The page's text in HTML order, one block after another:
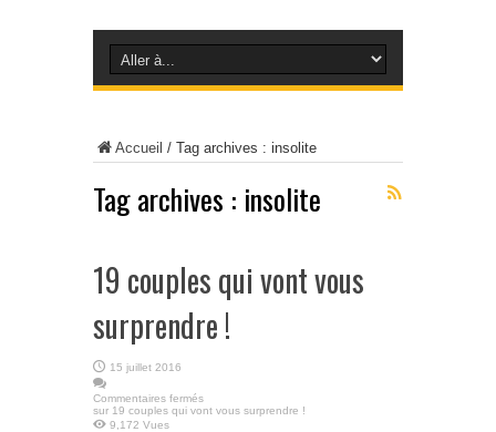
Accueil / Tag archives : insolite
Tag archives : insolite
19 couples qui vont vous
surprendre !
15 juillet 2016
Commentaires fermés
sur 19 couples qui vont vous surprendre !
9,172 Vues